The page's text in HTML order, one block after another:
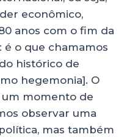
econômico,
anos com o fim da
é o que chamamos
histórico de
hegemonia]. O
um momento de
observar uma
mas também